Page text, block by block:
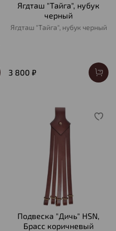
Ягдташ "Тайга", нубук
черный
Ягдташ "Тайга", нубук черный
3 800 ₽
Подвеска "Дичь" HSN,
Брасс коричневый